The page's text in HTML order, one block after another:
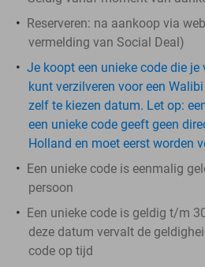
Reserveren: na aankoop via
vermelding van Social Deal)
Je koopt een unieke code die
kunt verzilveren voor een
zelf te kiezen datum. Let op:
een unieke code geeft geen
Holland en moet eerst worden
Een unieke code is eenmalig
persoon
Een unieke code is geldig t/m
deze datum vervalt de
code op tijd